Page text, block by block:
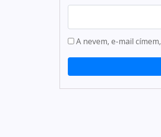
A nevem, e-mail